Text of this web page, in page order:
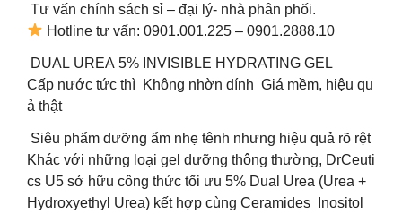
Tư vấn chính sách sỉ – đại lý- nhà phân phối.
Hotline tư vấn: 0901.001.225 – 0901.2888.10
DUAL UREA 5% INVISIBLE HYDRATING GEL
Cấp nước tức thì Không nhờn dính Giá mềm, hiệu qu
ả thật
Siêu phẩm dưỡng ẩm nhẹ tênh nhưng hiệu quả rõ rệt
Khác với những loại gel dưỡng thông thường, DrCeuti
cs U5 sở hữu công thức tối ưu 5% Dual Urea (Urea +
Hydroxyethyl Urea) kết hợp cùng Ceramides Inositol